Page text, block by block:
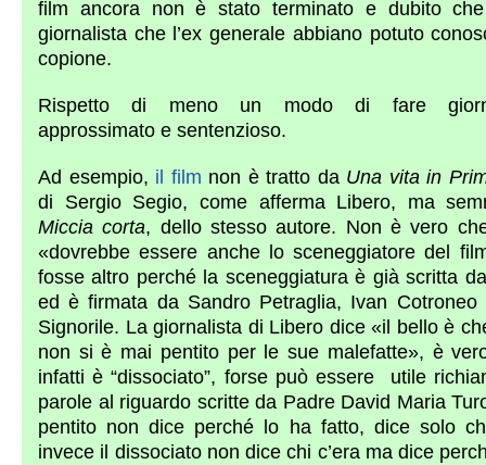
film ancora non è stato terminato e dubito
giornalista che l’ex generale abbiano potuto
copione.
Rispetto di meno un modo di fare
approssimato e sentenzioso.
Ad esempio, il film non è tratto da Una vita in
di Sergio Segio, come afferma Libero, ma
Miccia corta, dello stesso autore. Non è vero
«dovrebbe essere anche lo sceneggiatore del
fosse altro perché la sceneggiatura è già scritta
ed è firmata da Sandro Petraglia, Ivan Cotroneo
Signorile. La giornalista di Libero dice «il bello è
non si è mai pentito per le sue malefatte», è
infatti è “dissociato”, forse può essere utile
parole al riguardo scritte da Padre David Maria
pentito non dice perché lo ha fatto, dice solo
invece il dissociato non dice chi c’era ma dice